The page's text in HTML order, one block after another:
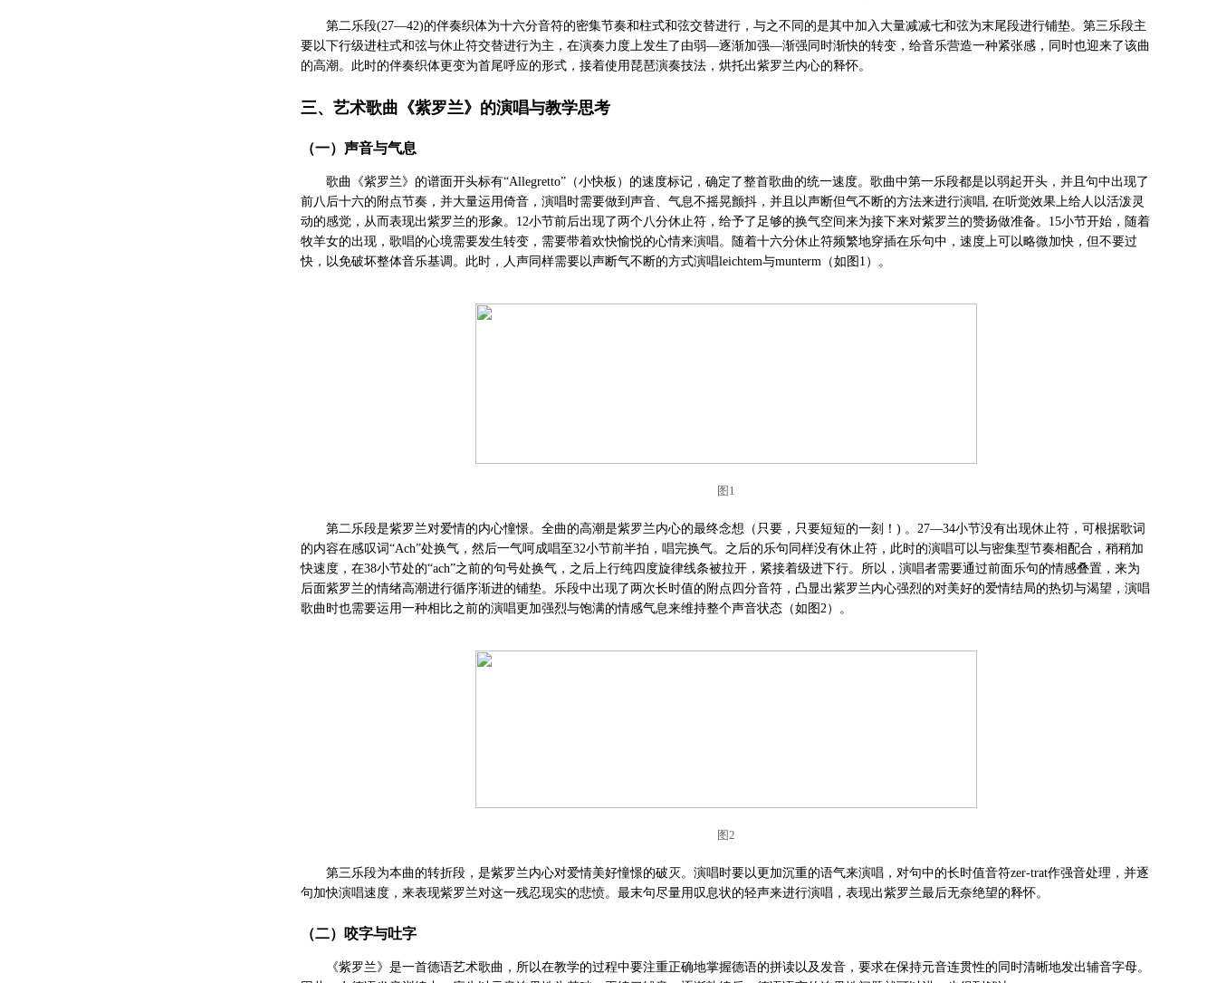
第二乐段(27—42)的伴奏织体为十六分音符的密集节奏和柱式和弦交替进行，与之不同的是其中加入大量减减七和弦为末尾段进行铺垫。第三乐段主
要以下行级进柱式和弦与休止符交替进行为主，在演奏力度上发生了由弱—逐渐加强—渐强同时渐快的转变，给音乐营造一种紧张感，同时也迎来了该曲
的高潮。此时的伴奏织体更变为首尾呼应的形式，接着使用琵琶演奏技法，烘托出紫罗兰内心的释怀。
三、艺术歌曲《紫罗兰》的演唱与教学思考
（一）声音与气息
歌曲《紫罗兰》的谱面开头标有“Allegretto”（小快板）的速度标记，确定了整首歌曲的统一速度。歌曲中第一乐段都是以弱起开头，并且句中出现了
前八后十六的附点节奏，并大量运用倚音，演唱时需要做到声音、气息不摇晃颤抖，并且以声断但气不断的方法来进行演唱, 在听觉效果上给人以活泼灵
动的感觉，从而表现出紫罗兰的形象。12小节前后出现了两个八分休止符，给予了足够的换气空间来为接下来对紫罗兰的赞扬做准备。15小节开始，随着
牧羊女的出现，歌唱的心境需要发生转变，需要带着欢快愉悦的心情来演唱。随着十六分休止符频繁地穿插在乐句中，速度上可以略微加快，但不要过
快，以免破坏整体音乐基调。此时，人声同样需要以声断气不断的方式演唱leichtem与munterm（如图1）。
图1
第二乐段是紫罗兰对爱情的内心憧憬。全曲的高潮是紫罗兰内心的最终念想（只要，只要短短的一刻！) 。27—34小节没有出现休止符，可根据歌词
的内容在感叹词“Ach”处换气，然后一气呵成唱至32小节前半拍，唱完换气。之后的乐句同样没有休止符，此时的演唱可以与密集型节奏相配合，稍稍加
快速度，在38小节处的“ach”之前的句号处换气，之后上行纯四度旋律线条被拉开，紧接着级进下行。所以，演唱者需要通过前面乐句的情感叠置，来为
后面紫罗兰的情绪高潮进行循序渐进的铺垫。乐段中出现了两次长时值的附点四分音符，凸显出紫罗兰内心强烈的对美好的爱情结局的热切与渴望，演唱
歌曲时也需要运用一种相比之前的演唱更加强烈与饱满的情感气息来维持整个声音状态（如图2）。
图2
第三乐段为本曲的转折段，是紫罗兰内心对爱情美好憧憬的破灭。演唱时要以更加沉重的语气来演唱，对句中的长时值音符zer-trat作强音处理，并逐
句加快演唱速度，来表现紫罗兰对这一残忍现实的悲愤。最末句尽量用叹息状的轻声来进行演唱，表现出紫罗兰最后无奈绝望的释怀。
（二）咬字与吐字
《紫罗兰》是一首德语艺术歌曲，所以在教学的过程中要注重正确地掌握德语的拼读以及发音，要求在保持元音连贯性的同时清晰地发出辅音字母。